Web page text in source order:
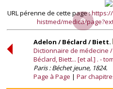
URL pérenne de cette page :
histmed/medica/
Adelon / Béclard / Biett.
Dictionnaire de médecine
Béclard, Biett... [et al.] . -
Paris : Béchet jeune, 1824.
Page à Page
Par